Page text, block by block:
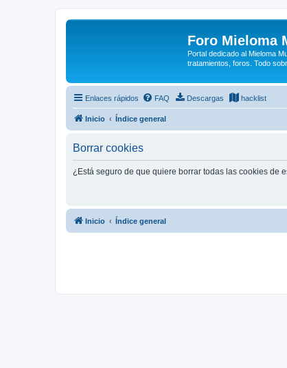
Foro Mieloma
Portal dedicado al Mieloma
tratamientos, foros. Todo
Enlaces rápidos FAQ Descargas hacklist
Inicio Índice general
Borrar cookies
¿Está seguro de que quiere borrar todas las cookies de
Inicio Índice general